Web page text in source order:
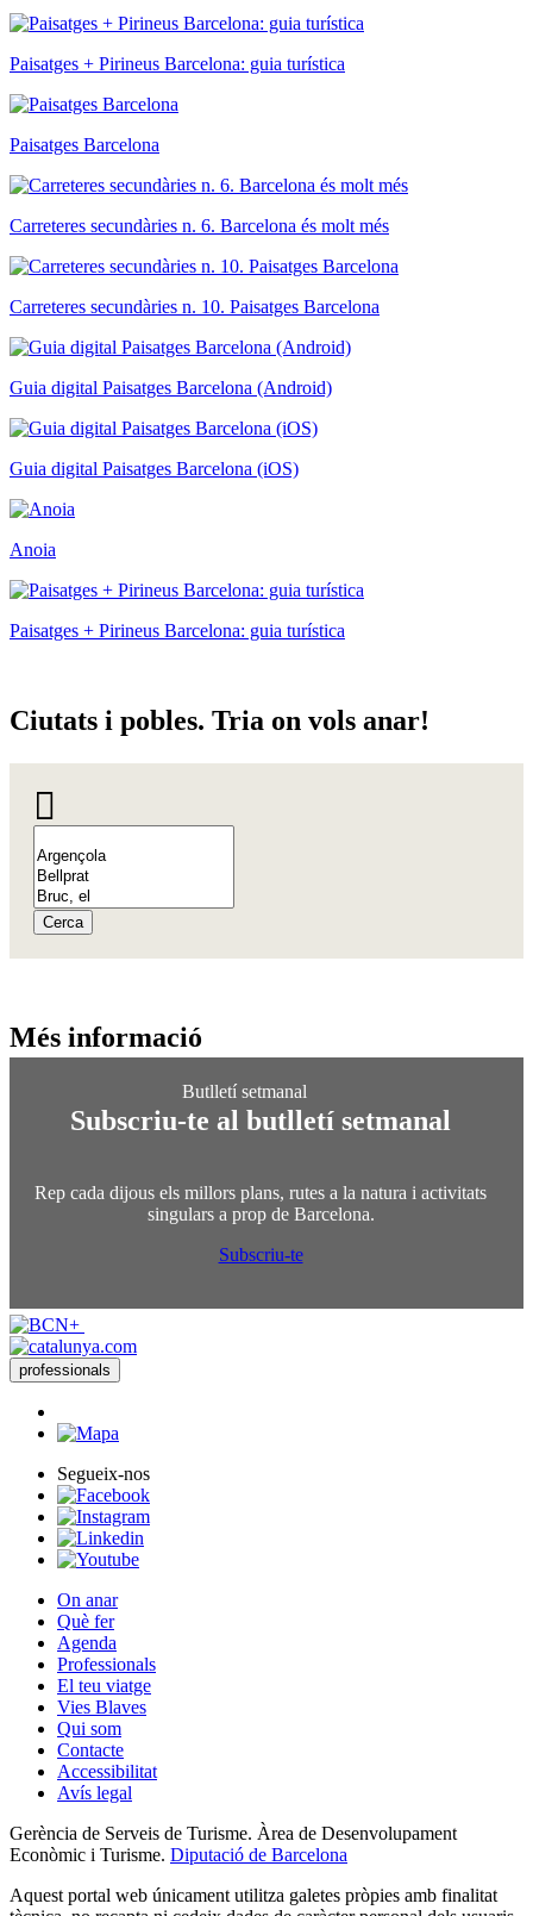
Paisatges + Pirineus Barcelona: guia turística
Paisatges Barcelona
Carreteres secundàries n. 6. Barcelona és molt més
Carreteres secundàries n. 10. Paisatges Barcelona
Guia digital Paisatges Barcelona (Android)
Guia digital Paisatges Barcelona (iOS)
Anoia
Paisatges + Pirineus Barcelona: guia turística
Ciutats i pobles. Tria on vols anar!
Cerca
Més informació
Subscriu-te al butlletí setmanal
Rep cada dijous els millors plans, rutes a la natura i activitats
singulars a prop de Barcelona.
Subscriu-te
professionals
Segueix-nos
On anar
Què fer
Agenda
Professionals
El teu viatge
Vies Blaves
Qui som
Contacte
Accessibilitat
Avís legal
Gerència de Serveis de Turisme. Àrea de Desenvolupament
Econòmic i Turisme. Diputació de Barcelona
Aquest portal web únicament utilitza galetes pròpies amb finalitat